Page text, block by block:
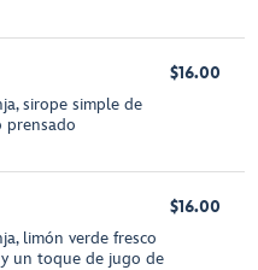
sirope simple de
prensado
$16.00
limón verde fresco
un toque de jugo de
$16.00